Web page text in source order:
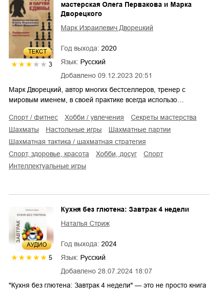
ТЕКСТ
3
Добавлено 09.12.2023 20:51
мастерская Олега Первакова и Марка
Дворецкого
Марк Израилевич Дворецкий
Год выхода: 2020
Язык: Русский
Марк Дворецкий, автор многих бестселлеров, тренер с
мировым именем, в своей практике всегда использо…
спорт / фитнес хобби / увлечения
секреты мастерства
шахматы
настольные игры
шахматные партии
шахматная тактика / шахматная стратегия
спорт, здоровье, красота
хобби, досуг
спорт
интеллектуальные игры
AУДИО
5
Добавлено 28.07.2024 18:07
Кухня без глютена: Завтрак 4 недели
Наталья Стриж
Год выхода: 2024
Язык: Русский
"Кухня без глютена: Завтрак 4 недели" — это не просто книга